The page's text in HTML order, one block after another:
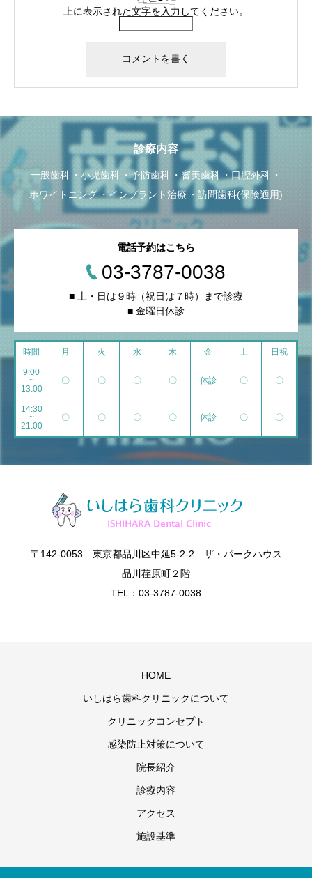
上に表示された文字を入力してください。
診療内容
一般歯科 小児歯科 予防歯科 審美歯科
口腔外科
ホワイトニング
インプラント治療 訪問歯科(保険適用)
電話予約はこちら
03-3787-0038
■ 土・日は９時（祝日は７時）まで診療
■ 金曜日休診
時間 月 火 水 木 金 土 日祝
9:00
~
13:00
〇 〇 〇 〇 休診 〇 〇
14:30
~
21:00
〇 〇 〇 〇 休診 〇 〇
〒142-0053 東京都品川区中延5-2-2 ザ・パークハウス
品川荏原町２階
TEL：03-3787-0038
HOME
いしはら歯科クリニックについて
クリニックコンセプト
感染防止対策について
院長紹介
診療内容
アクセス
施設基準